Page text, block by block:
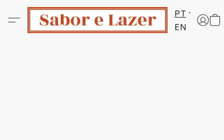
PT
EN